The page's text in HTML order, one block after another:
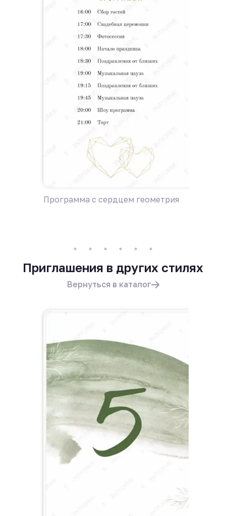
Программа с сердцем геометрия
Приглашения в других стилях
Вернуться в каталог